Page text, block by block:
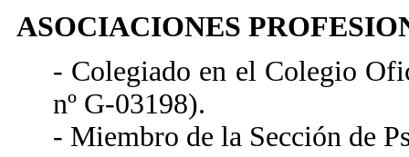
ASOCIACIONES
- Colegiado en el Colegio
nº G-03198).
- Miembro de la Sección de